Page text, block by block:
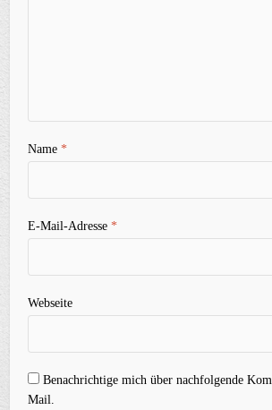
Name*
E-Mail-Adresse*
Webseite
Benachrichtige mich über nachfolgende
Mail.